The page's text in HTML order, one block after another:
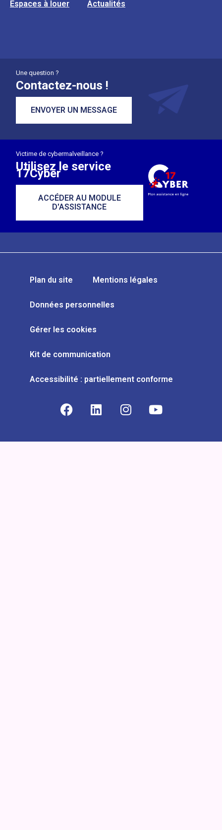
Espaces à louer Actualités
Une question ?
Contactez-nous !
ENVOYER UN MESSAGE
Victime de cybermalveillance ?
Utilisez le service
17Cyber
ACCÉDER AU MODULE
D'ASSISTANCE
Plan du site Mentions légales
Données personnelles
Gérer les cookies
Kit de communication
Accessibilité : partiellement conforme